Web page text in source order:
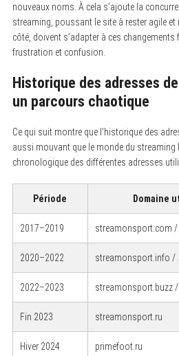
nouveaux noms. À cela s’ajoute la
streaming, poussant le site à rester agile
côté, doivent s’adapter à ces
frustration et confusion.
Historique des adresses
un parcours chaotique
Ce qui suit montre que l’historique des
aussi mouvant que le monde du streaming
chronologique des différentes adresses
Période Domaine
2017–2019 streamonsport.com /
2020–2022 streamonsport.info /
2022–2023 streamonsport.buzz
Fin 2023 streamonsport.ru
Hiver 2024 primefoot.ru